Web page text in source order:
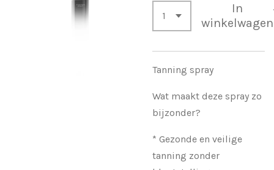
In
winkelwagen
Tanning spray
Wat maakt deze spray zo
bijzonder?
* Gezonde en veilige
tanning zonder